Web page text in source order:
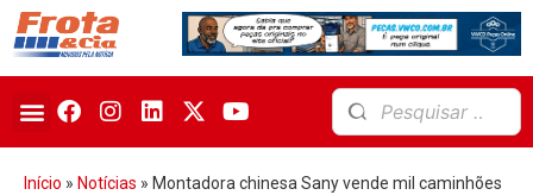
Início » Notícias » Montadora chinesa Sany vende mil caminhões